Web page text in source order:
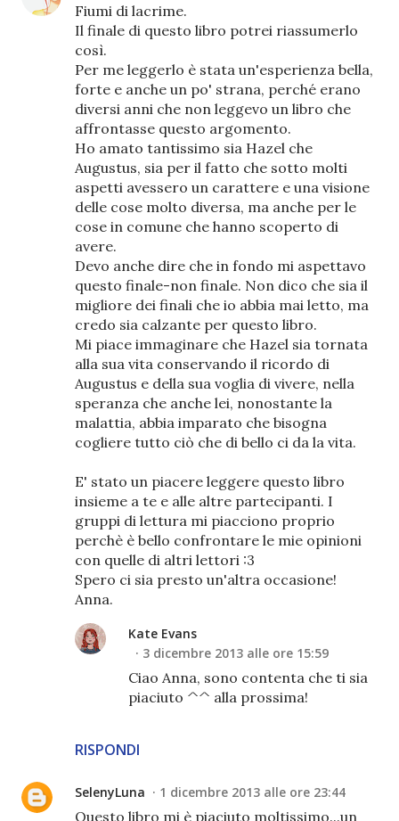
Fiumi di lacrime.
Il finale di questo libro potrei riassumerlo
così.
Per me leggerlo è stata un'esperienza bella,
forte e anche un po' strana, perché erano
diversi anni che non leggevo un libro che
affrontasse questo argomento.
Ho amato tantissimo sia Hazel che
Augustus, sia per il fatto che sotto molti
aspetti avessero un carattere e una visione
delle cose molto diversa, ma anche per le
cose in comune che hanno scoperto di
avere.
Devo anche dire che in fondo mi aspettavo
questo finale-non finale. Non dico che sia il
migliore dei finali che io abbia mai letto, ma
credo sia calzante per questo libro.
Mi piace immaginare che Hazel sia tornata
alla sua vita conservando il ricordo di
Augustus e della sua voglia di vivere, nella
speranza che anche lei, nonostante la
malattia, abbia imparato che bisogna
cogliere tutto ciò che di bello ci da la vita.
E' stato un piacere leggere questo libro
insieme a te e alle altre partecipanti. I
gruppi di lettura mi piacciono proprio
perchè è bello confrontare le mie opinioni
con quelle di altri lettori :3
Spero ci sia presto un'altra occasione!
Anna.
RISPONDI
Kate Evans
3 dicembre 2013 alle ore 15:59
Ciao Anna, sono contenta che ti sia
piaciuto ^^ alla prossima!
SelenyLuna 1 dicembre 2013 alle ore 23:44
Questo libro mi è piaciuto moltissimo...un